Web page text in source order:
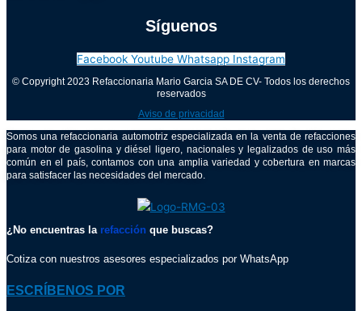
Síguenos
Facebook Youtube Whatsapp Instagram
© Copyright 2023 Refaccionaria Mario Garcia SA DE CV- Todos los derechos
reservados
Aviso de privacidad
Somos una refaccionaria automotriz especializada en la venta de refacciones
para motor de gasolina y diésel ligero, nacionales y legalizados de uso más
común en el país, contamos con una amplia variedad y cobertura en marcas
para satisfacer las necesidades del mercado.
¿No encuentras la refacción que buscas?
Cotiza con nuestros asesores especializados por WhatsApp
ESCRÍBENOS POR